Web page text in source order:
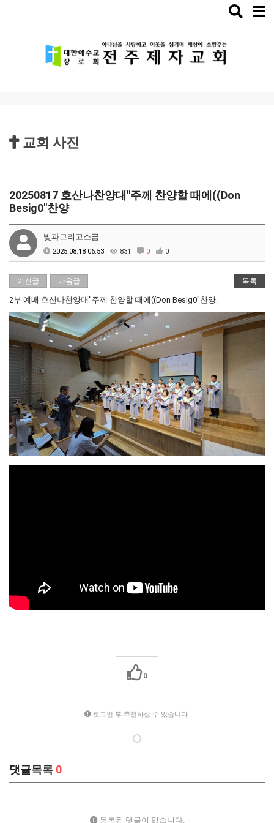
Toggle
교회 사진
20250817 호산나찬양대"주께 찬양할 때에((Don
Besig0"찬양
빛과그리고소금
2025.08.18 06:53 831 0 0
이전글 다음글 목록
2부 예배 호산나찬양대"주께 찬양할 때에((Don Besig0"찬양.
0
로그인 후 추천하실 수 있습니다.
댓글목록 0
등록된 댓글이 없습니다.